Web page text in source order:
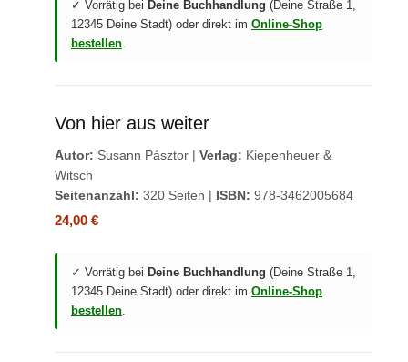
✓ Vorrätig bei Deine Buchhandlung (Deine Straße 1,
12345 Deine Stadt) oder direkt im Online-Shop
bestellen
Von hier aus weiter
Autor: Susann Pásztor | Verlag: Kiepenheuer &
Witsch
Seitenanzahl: 320 Seiten | ISBN: 978-3462005684
24,00 €
✓ Vorrätig bei Deine Buchhandlung (Deine Straße 1,
12345 Deine Stadt) oder direkt im Online-Shop
bestellen.